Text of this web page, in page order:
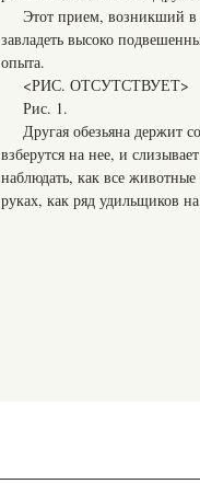
Этот прием, возникший в
завладеть высоко
опыта.
<РИС. ОТСУТСТВУЕТ>
Рис. 1.
Другая обезьяна держит
взберутся на нее, и
наблюдать, как все
руках, как ряд удильщиков